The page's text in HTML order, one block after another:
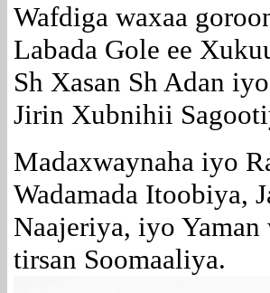
Wafdiga waxaa
Labada Gole ee
Sh Xasan Sh Adan
Jirin Xubnihii
Madaxwaynaha iyo
Wadamada Itoobiya,
Naajeriya, iyo
tirsan Soomaaliya.